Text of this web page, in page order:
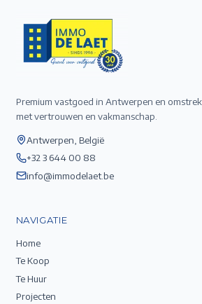
Premium vastgoed in Antwerpen en
met vertrouwen en vakmanschap.
Antwerpen, België
+32 3 644 00 88
info@immodelaet.be
NAVIGATIE
Home
Te Koop
Te Huur
Projecten